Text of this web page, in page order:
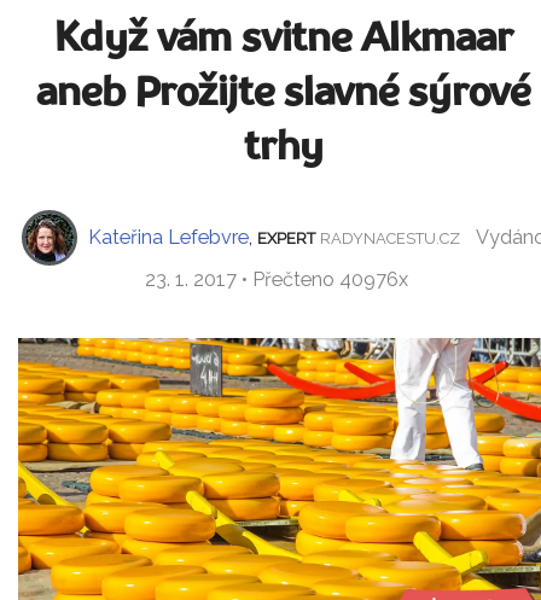
Když vám svitne Alkmaar
aneb Prožijte slavné sýrové
trhy
Kateřina Lefebvre EXPERT RADYNACESTU.CZ
23. 1. 2017 • Přečteno 40976x